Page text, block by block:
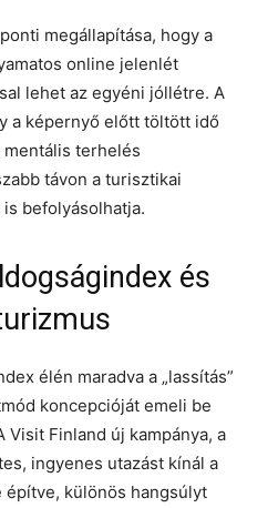
megállapítása, hogy a
online jelenlét
lehet az egyéni jóllétre. A
a képernyő előtt töltött idő
terhelés
távon a turisztikai
befolyásolhatja.
és
élén maradva a „lassítás”
koncepcióját emeli be
Finland új kampánya, a
ingyenes utazást kínál a
különös hangsúlyt